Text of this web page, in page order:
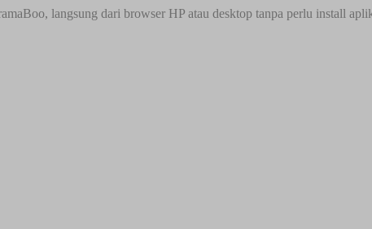
langsung dari browser HP atau desktop tanpa perlu install